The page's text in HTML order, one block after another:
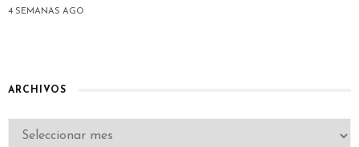
4 SEMANAS AGO
ARCHIVOS